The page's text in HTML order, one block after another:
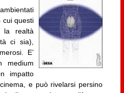
cui questi
la realtà
ci sia),
E’
medium
impatto
e può rivelarsi persino